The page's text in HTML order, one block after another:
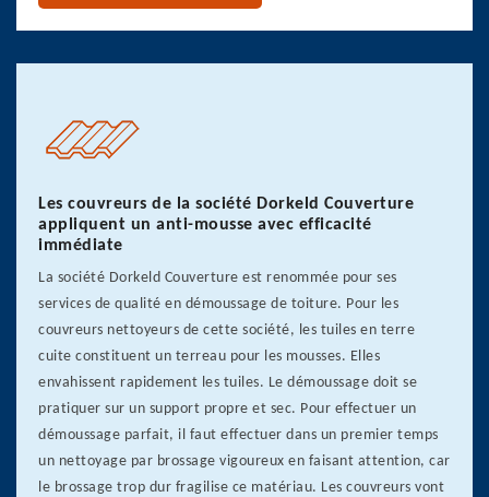
Les couvreurs de la société Dorkeld Couverture
appliquent un anti-mousse avec efficacité
immédiate
La société Dorkeld Couverture est renommée pour ses
services de qualité en démoussage de toiture. Pour les
couvreurs nettoyeurs de cette société, les tuiles en terre
cuite constituent un terreau pour les mousses. Elles
envahissent rapidement les tuiles. Le démoussage doit se
pratiquer sur un support propre et sec. Pour effectuer un
démoussage parfait, il faut effectuer dans un premier temps
un nettoyage par brossage vigoureux en faisant attention, car
le brossage trop dur fragilise ce matériau. Les couvreurs vont